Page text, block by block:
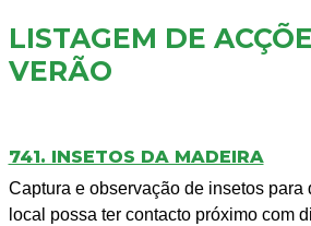
LISTAGEM DE
VERÃO
741. INSETOS DA MADEIRA
Captura e observação de insetos para
local possa ter contacto próximo com